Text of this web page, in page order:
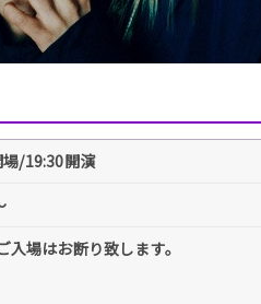
/19:30開演
場はお断り致します。